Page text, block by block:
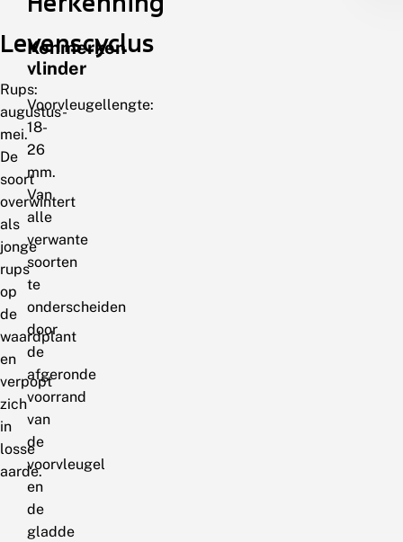
Levenscyclus
Rups:
augustus-
mei.
De
soort
overwintert
als
jonge
rups
op
de
waardplant
en
verpopt
zich
in
losse
aarde.
Kenmerken
vlinder
Voorvleugellengte:
18-
26
mm.
Van
alle
verwante
soorten
te
onderscheiden
door
de
afgeronde
voorrand
van
de
voorvleugel
en
de
gladde